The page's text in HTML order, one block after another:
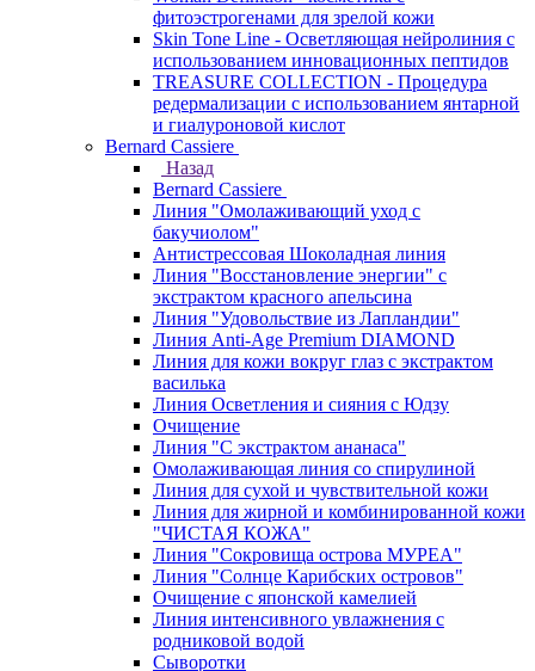
фитоэстрогенами для зрелой кожи
Skin Tone Line - Осветляющая нейролиния с
использованием инновационных пептидов
TREASURE COLLECTION - Процедура
редермализации с использованием янтарной
и гиалуроновой кислот
Bernard Cassiere
Назад
Bernard Cassiere
Линия "Омолаживающий уход с
бакучиолом"
Антистрессовая Шоколадная линия
Линия "Восстановление энергии" с
экстрактом красного апельсина
Линия "Удовольствие из Лапландии"
Линия Anti-Age Premium DIAMOND
Линия для кожи вокруг глаз с экстрактом
василька
Линия Осветления и сияния с Юдзу
Очищение
Линия "С экстрактом ананаса"
Омолаживающая линия со спирулиной
Линия для сухой и чувствительной кожи
Линия для жирной и комбинированной кожи
"ЧИСТАЯ КОЖА"
Линия "Сокровища острова МУРЕА"
Линия "Солнце Карибских островов"
Очищение с японской камелией
Линия интенсивного увлажнения с
родниковой водой
Сыворотки